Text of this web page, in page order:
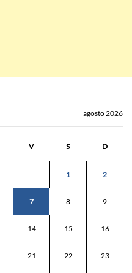
agosto 2026
V S D
1 2
7 8 9
14 15 16
21 22 23